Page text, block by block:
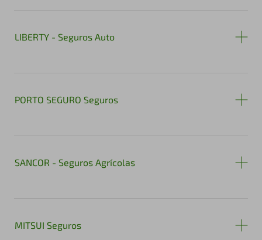
LIBERTY - Seguros Auto
PORTO SEGURO Seguros
SANCOR - Seguros Agrícolas
MITSUI Seguros